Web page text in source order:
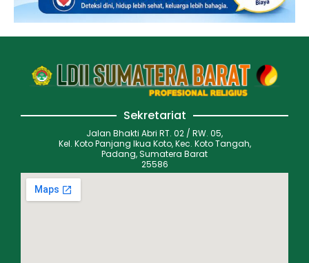
Sekretariat
Jalan Bhakti Abri RT. 02 / RW. 05,
Kel. Koto Panjang Ikua Koto, Kec. Koto Tangah,
Padang, Sumatera Barat
25586